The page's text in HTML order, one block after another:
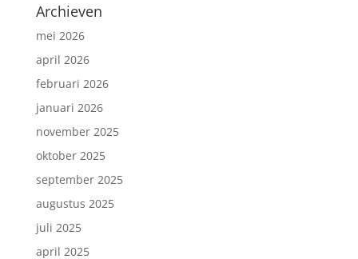
Archieven
mei 2026
april 2026
februari 2026
januari 2026
november 2025
oktober 2025
september 2025
augustus 2025
juli 2025
april 2025